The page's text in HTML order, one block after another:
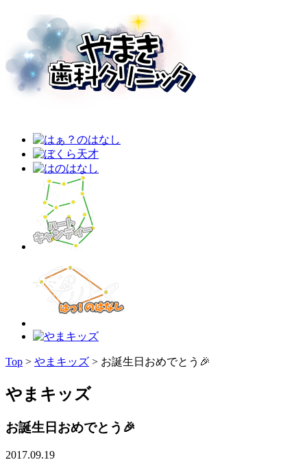
Top > やまキッズ > お誕生日おめでとう🎉
やまキッズ
お誕生日おめでとう🎉
2017.09.19